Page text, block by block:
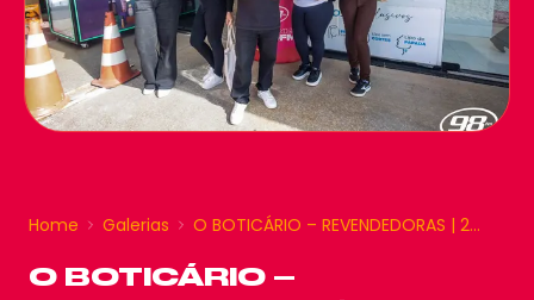
Home Galerias O BOTICÁRIO – REVENDEDORAS | 2…
O BOTICÁRIO –